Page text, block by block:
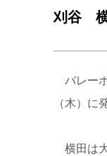
刈谷 横
バレー
（木）に
横田は